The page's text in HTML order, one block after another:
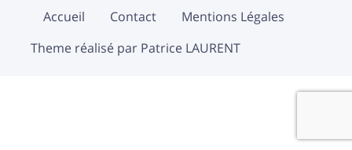
Accueil Contact
Mentions Légales
Theme réalisé par Patrice LAURENT